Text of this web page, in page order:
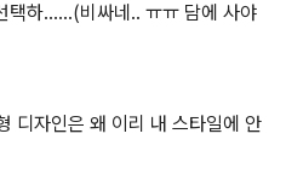
택하......(비싸네.. ㅠㅠ 담에 사야
디자인은 왜 이리 내 스타일에 안